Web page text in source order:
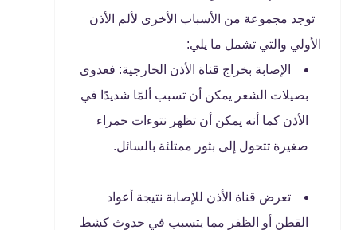
توجد مجموعة من الأسباب الأخرى لألم الأذن
الأولي والتي تشمل ما يلي:
الإصابة بخراج قناة الأذن الخارجية: فعدوى
بصيلات الشعر يمكن أن تسبب ألمًا شديدًا في
الأذن كما أنه يمكن أن تظهر نتوءات حمراء
صغيرة تتحول إلى بثور ممتلئة بالسائل.
تعرض قناة الأذن للإصابة نتيجة أعواد
القطن أو الظفر مما يتسبب في حدوث كشط